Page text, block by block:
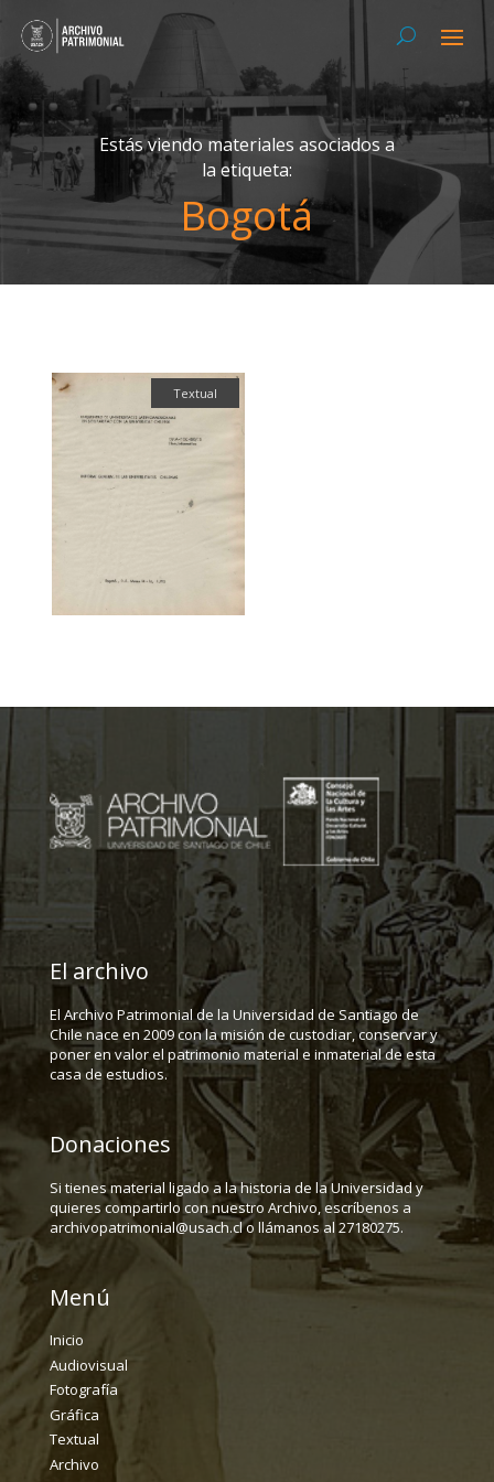
Estás viendo materiales asociados a
la etiqueta:
Bogotá
Textual
El archivo
El Archivo Patrimonial de la Universidad de Santiago de
Chile nace en 2009 con la misión de custodiar, conservar y
poner en valor el patrimonio material e inmaterial de esta
casa de estudios.
Donaciones
Si tienes material ligado a la historia de la Universidad y
quieres compartirlo con nuestro Archivo, escríbenos a
archivopatrimonial@usach.cl o llámanos al 27180275.
Menú
Inicio
Audiovisual
Fotografía
Gráfica
Textual
Archivo